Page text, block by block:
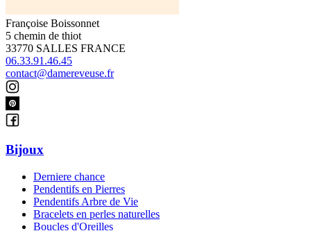
Françoise Boissonnet
5 chemin de thiot
33770 SALLES FRANCE
06.33.91.46.45
contact@damereveuse.fr
Bijoux
Derniere chance
Pendentifs en Pierres
Pendentifs Arbre de Vie
Bracelets en perles naturelles
Boucles d'Oreilles